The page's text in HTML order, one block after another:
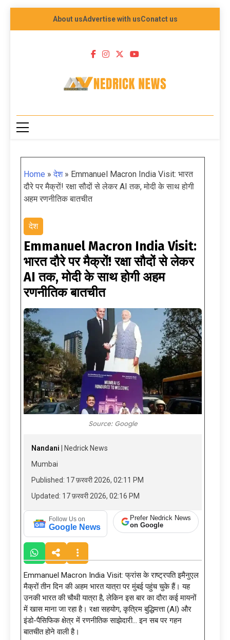
About usAdvertise with usConatct us
NEDRICK NEWS
Home »देश» Emmanuel Macron India Visit: भारत
दौरे पर मैक्रों! रक्षा सौदों से लेकर AI तक, मोदी के साथ होगी
अहम रणनीतिक बातचीत
देश
Emmanuel Macron India Visit:
भारत दौरे पर मैक्रों! रक्षा सौदों से लेकर
AI तक, मोदी के साथ होगी अहम
रणनीतिक बातचीत
Source: Google
Nandani | Nedrick News
Mumbai
Published: 17 फ़रवरी 2026, 02:11 PM
Updated: 17 फ़रवरी 2026, 02:16 PM
Follow Us on
Google News
Prefer Nedrick News
on Google
Emmanuel Macron India Visit: फ्रांस के राष्ट्रपति इमैनुएल
मैक्रों तीन दिन की अहम भारत यात्रा पर मुंबई पहुंच चुके हैं। यह
उनकी भारत की चौथी यात्रा है, लेकिन इस बार का दौरा कई मायनों
में खास माना जा रहा है। रक्षा सहयोग, कृत्रिम बुद्धिमत्ता (AI) और
इंडो-पैसिफिक क्षेत्र में रणनीतिक साझेदारी… इन सब पर गहन
बातचीत होने वाली है।